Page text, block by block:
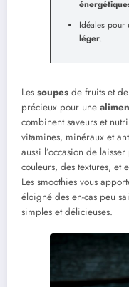
Idéales pour
léger.
Les soupes de fruits et
précieux pour une
combinent saveurs et
vitamines, minéraux et
aussi l’occasion de
couleurs, des textures, et
Les smoothies vous
éloigné des en-cas peu
simples et délicieuses.